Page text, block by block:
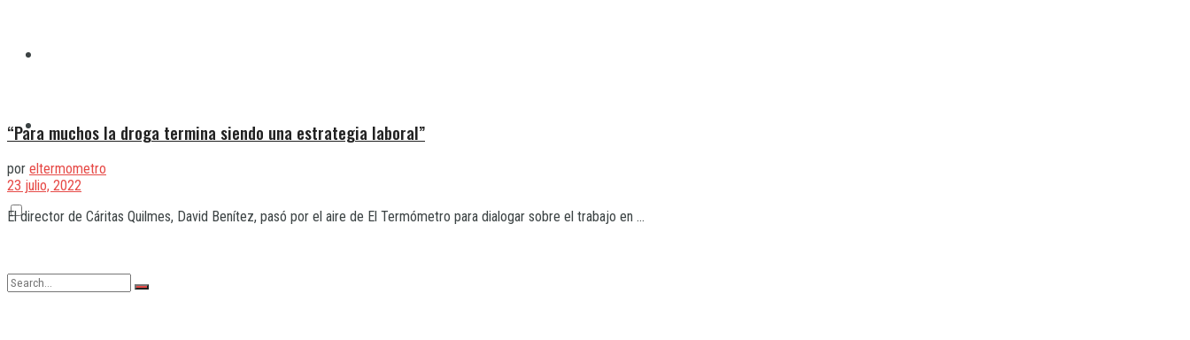
Varela
“Para muchos la droga termina siendo una estrategia laboral”
por eltermometro
23 julio, 2022
El director de Cáritas Quilmes, David Benítez, pasó por el aire de El Termómetro para dialogar sobre el trabajo en ...